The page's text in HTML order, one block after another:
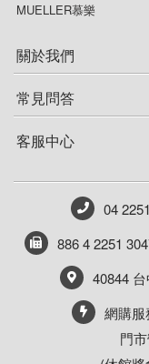
MUELLER慕樂
關於我們
常見問答
客服中心
04
886 4 2251
40844
網購
門